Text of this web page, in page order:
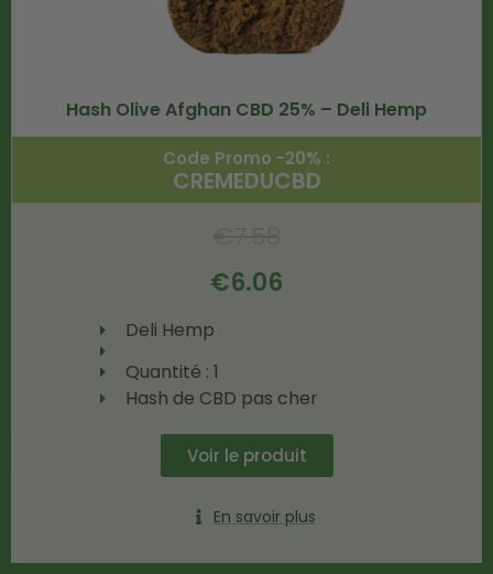
Hash Olive Afghan CBD 25% – Deli Hemp
Code Promo -20% :
CREMEDUCBD
€6.06
Deli Hemp
Quantité : 1
Hash de CBD pas cher
Voir le produit
En savoir plus